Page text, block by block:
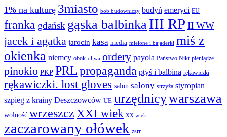
1% na kulturę 3miasto bob budowniczy budyń emeryci EU
franka gdańsk gąska balbinka III RP II WW
jacek i agatka jarocin kasa media mielone i bajaderki miś z
okienka niemcy obok oliwa ordery payola Państwo Nikt pieniądze
pinokio PKP PRLpropaganda ptyś i balbina rękawiczki
rękawiczki. lost gloves salon salony strzyża styropian
szpieg z krainy Deszczowców UE urzędnicywarszawa
wolność wrzeszcz XXI wiek XX wiek
zaczarowany ołówek zsrr